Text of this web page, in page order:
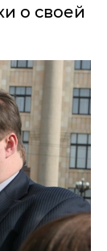
о своей